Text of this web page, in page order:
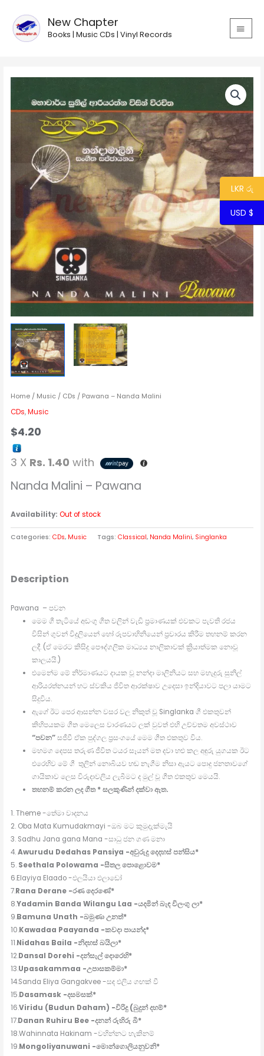
content
New Chapter
Books | Music CDs | Vinyl Records
MAIN
Home / Music / CDs / Pawana – Nanda Malini
CDs,Music
$4.20
3 X Rs. 1.40 with
Nanda Malini – Pawana
Availability: Out of stock
Categories:CDs, Music Tags:Classical, Nanda Malini, Singlanka
Description
Pawana – පවන
මෙම ගී තැටියේ අඩංගු ගීත වලින් වැඩි ප්‍රමාණයක් එවකට පැවති රජය
විසින් ගුවන් විදුලියෙන් හෝ රූපවාහිනියෙන් ප්‍රචාරය කිරීම තහනම් කරන
ලදී. (ඒ මෙරට කිසිදු පෞද්ගලික මාධ්‍යය නාලිකාවක් ක්‍රියාත්මක නොවූ
කාලයයි.)
එමෙන්ම මේ නිර්මාණයට දායක වූ නන්දා මාලිනියට සහ මහැදුරු සුනිල්
ආරියරත්නයන් හට ස්වකිය ජිවිත ආරක්ෂාව උදෙසා ඉන්දියාවට පලා යාමට
සිදුවිය.
ඇගේ ඊට පෙර ආසන්න වසර වල නිකුත් වූ Singlanka ගී එකතුවන්
කිහිපයකම ගීත මෙලෙස වාරණයට ලක් වුවත් එහි උච්චතම අවස්ථාව
“පවන”සජීවී ඒක පුද්ගල ප්‍රසංගයේ මෙම ගීත එකතුව විය.
මහමග දෙපස තරුණ ජීවිත ටයර සෑයන් මත දවා හළු කල අඳුරු යුගයක ඊට
එරෙහිව මේ ගී තුලින් නොබියව හඬ නැගීම නිසා ඇයට පොදු ජනතාවගේ
ගායිකාව ලෙස විරුදාවලිය ලැබීමට ද මුල් වූ ගීත එකතුව මෙයයි.
තහනම් කරන ලද ගීත * සලකුණින් දක්වා ඇත.
1. Theme -තේමා වාදනය
2. Oba Mata Kumudakmayi -ඔබ මට කුමුදැක්මැයි
3. Sadhu Jana gana Mana -සාධු ජන ගණ මනා
4.Awurudu Dedahas Pansiya -අවුරුදු දෙදහස් පන්සිය*
5. Seethala Polowama -සීතල පොළොවම*
6.Elayiya Elaado -එලයියා එලාඩෝ
7.Rana Derane -රණ දෙරණේ*
8.Yadamin Banda Wilangu Laa -යදමින් බැඳ විලංගු ලා*
9.Bamuna Unath -බමුණා උනත්*
10.Kawadaa Paayanda -කවදා පායන්ද*
11.Nidahas Baila -නිදහස් බයිලා*
12.Dansal Dorehi -දන්සැල් දොරෙහි*
13.Upasakammaa -උපාසකම්මා*
14.Sanda Eliya Gangakvee -සඳ එලිය ගඟක් වී
15.Dasamask -දසමසක්*
16.Viridu (Budun Daham) -විරිදු (බුදුන් දහම්*
17.Danan Ruhiru Bee -දනන් රුහිරු බී*
18.Wahinnata Hakinam -වහින්නට හැකිනම්
19.Mongoliyanuwani -මොන්ගොලියනුවනි*
LKR රු
USD $